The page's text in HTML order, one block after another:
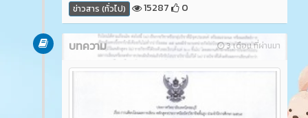
ข่าวสาร (ทั่วไป) 15287 0
3 เดือน ที่ผ่านมา
บทความ